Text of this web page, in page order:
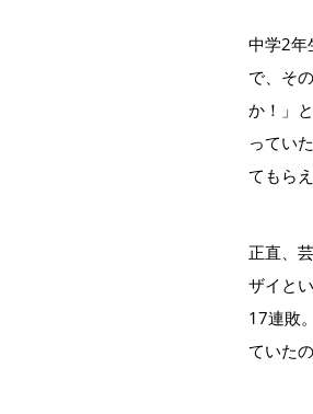
中学2年
で、そ
か！」
ってい
てもら
正直、
ザイと
17連敗
ていた